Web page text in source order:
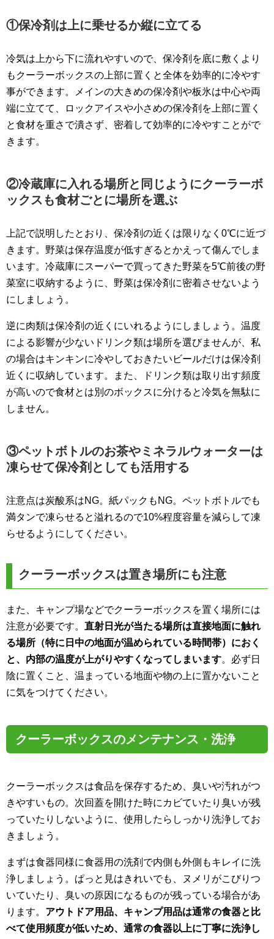
①保冷剤は上に乗せるか縦に立てる
冷気は上から下に流れやすいので、保冷剤を底に敷くより
もクーラーボックスの上部に置くと全体を効率的に冷やす
事ができます。メインの大きめの保冷剤や板氷は中心や両
端に立てて、ロックアイスや小さめの保冷剤を上部に置く
と食材を重さで潰さず、密着して効率的に冷やすことがで
きます。
②冷蔵庫に入れる場所と同じようにクーラーボ
ックスも食材ごとに場所を選ぶ
上記で説明したとおり、保冷剤の近くは限りなく0℃に近づ
きます。野菜は保存温度が低すぎるとかえって傷んでしま
います。冷蔵庫にスーパーで買ってきた野菜を5℃前後の野
菜室に収納するように、野菜は保冷剤に密着させないよう
にしましょう。
逆に肉類は保冷剤の近くにいれるようにしましょう。温度
による影響が少ないドリンク類は場所を選びませんが、私
の場合はキンキンに冷やしておきたいビールだけは保冷剤
近くに収納しています。また、ドリンク類は取り出す頻度
が高いので食材とは別のボックスに分けると冷気を無駄に
しません。
③ペットボトルのお茶やミネラルウォーターは
凍らせて保冷剤としても活用する
注意点は炭酸系はNG。紙パックもNG。ペットボトルでも
満タンで凍らせると溢れるので10%程度容量を減らして凍
らせるようにしてください。
クーラーボックスは置き場所にも注意
また、キャンプ場などでクーラーボックスを置く場所には
注意が必要です。 直射日光が当たる場所は直接地面に触れ
る場所（特に日中の地面が温められている時間帯）におく
と、内部の温度が上がりやすくなってしまいます。必ず日
陰に置くこと、温まっている地面や物の上に置かないこと
に気をつけてください。
クーラーボックスのメンテナンス・洗浄
クーラーボックスは食品を保存するため、臭いや汚れがつ
きやすいもの。次回蓋を開けた時にカビていたり臭いが残
っていたりしないように、使用したらしっかり洗浄してお
きましょう。
まずは食器同様に食器用の洗剤で内側も外側もキレイに洗
浄しましょう。ぱっと見はきれいでも、ヌメリがこびりつ
いていたり、臭いの原因になるものが残っている場合があ
ります。 アウトドア用品、キャンプ用品は通常の食器と比
べて使用頻度が低いため、通常の食器以上に丁寧に洗浄し